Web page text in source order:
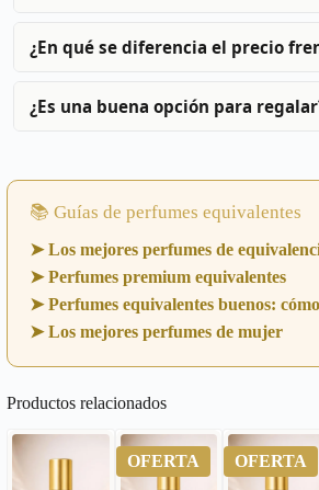
¿En qué se diferencia el precio
¿Es una buena opción para
📚 Guías de perfumes equivalentes
➤ Los mejores perfumes de
➤ Perfumes premium equivalentes
➤ Perfumes equivalentes buenos:
➤ Los mejores perfumes de mujer
Productos relacionados
OFERTA OFERTA